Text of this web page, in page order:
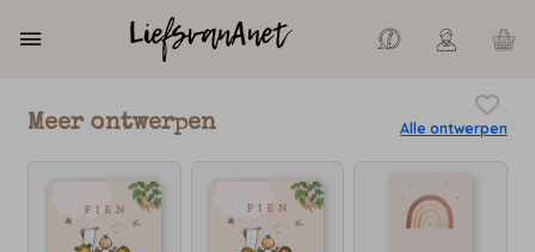
Meer ontwerpen Alle ontwerpen